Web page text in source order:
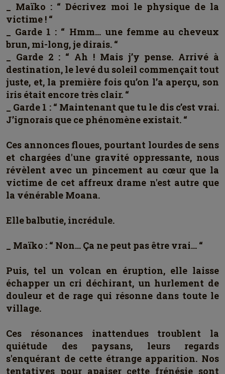
_ Maïko : “ Décrivez moi le physique de la
victime ! “
_ Garde 1 : “ Hmm… une femme au cheveux
brun, mi-long, je dirais. “
_ Garde 2 : “ Ah ! Mais j’y pense. Arrivé à
destination, le levé du soleil commençait tout
juste, et, la première fois qu’on l’a aperçu, son
iris était encore très clair. “
_ Garde 1 : “ Maintenant que tu le dis c’est vrai.
J’ignorais que ce phénomène existait. “
Ces annonces floues, pourtant lourdes de sens
et chargées d'une gravité oppressante, nous
révèlent avec un pincement au cœur que la
victime de cet affreux drame n'est autre que
la vénérable Moana.
Elle balbutie, incrédule.
_ Maïko : “ Non… Ça ne peut pas être vrai… “
Puis, tel un volcan en éruption, elle laisse
échapper un cri déchirant, un hurlement de
douleur et de rage qui résonne dans toute le
village.
Ces résonances inattendues troublent la
quiétude des paysans, leurs regards
s'enquérant de cette étrange apparition. Nos
tentatives pour apaiser cette frénésie sont